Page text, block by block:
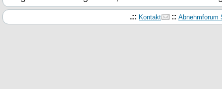
.:: Kontakt :: Abnehmforum